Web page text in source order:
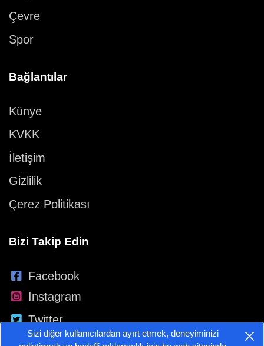
Çevre
Spor
Bağlantılar
Künye
KVKK
İletişim
Gizlilik
Çerez Politikası
Bizi Takip Edin
Facebook
Instagram
Twitter
YouTube
Sizi diğer kullanıcılardan ayırt etmek, deneyiminizi